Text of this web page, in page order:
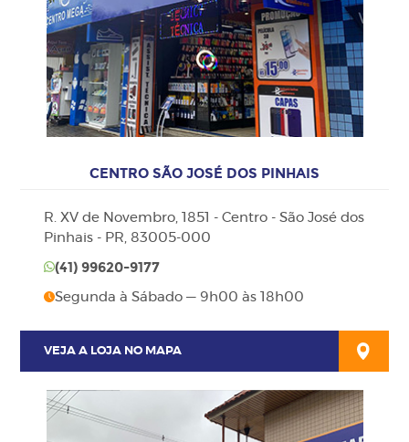
CENTRO SÃO JOSÉ DOS PINHAIS
R. XV de Novembro, 1851 - Centro - São José dos
Pinhais - PR, 83005-000
(41)99620-9177
Segunda à Sábado — 9h00 às 18h00
VEJA A LOJA NO MAPA